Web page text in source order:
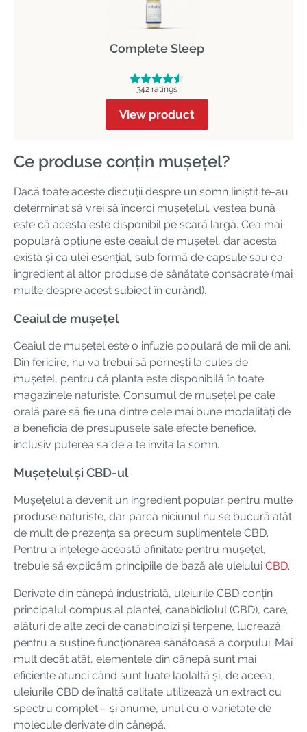
Complete Sleep
342 ratings
View product
Ce produse conțin mușețel?
Dacă toate aceste discuții despre un somn liniștit te-au
determinat să vrei să încerci mușețelul, vestea bună
este că acesta este disponibil pe scară largă. Cea mai
populară opțiune este ceaiul de mușețel, dar acesta
există și ca ulei esențial, sub formă de capsule sau ca
ingredient al altor produse de sănătate consacrate (mai
multe despre acest subiect în curând).
Ceaiul de mușețel
Ceaiul de mușețel este o infuzie populară de mii de ani.
Din fericire, nu va trebui să pornești la cules de
mușețel, pentru că planta este disponibilă în toate
magazinele naturiste. Consumul de mușețel pe cale
orală pare să fie una dintre cele mai bune modalități de
a beneficia de presupusele sale efecte benefice,
inclusiv puterea sa de a te invita la somn.
Mușețelul și CBD-ul
Mușețelul a devenit un ingredient popular pentru multe
produse naturiste, dar parcă niciunul nu se bucură atât
de mult de prezența sa precum suplimentele CBD.
Pentru a înțelege această afinitate pentru mușețel,
trebuie să explicăm principiile de bază ale uleiului CBD.
Derivate din cânepă industrială, uleiurile CBD conțin
principalul compus al plantei, canabidiolul (CBD), care,
alături de alte zeci de canabinoizi și terpene, lucrează
pentru a susține funcționarea sănătoasă a corpului. Mai
mult decât atât, elementele din cânepă sunt mai
eficiente atunci când sunt luate laolaltă și, de aceea,
uleiurile CBD de înaltă calitate utilizează un extract cu
spectru complet – și anume, unul cu o varietate de
molecule derivate din cânepă.